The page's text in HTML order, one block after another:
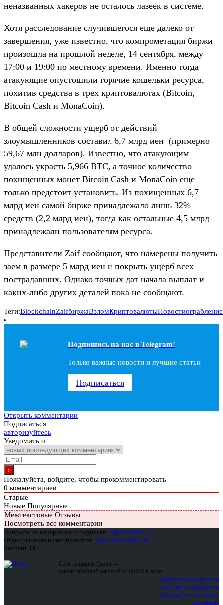
неназванных хакеров не осталось лазеек в системе.
Хотя расследование случившегося еще далеко от
завершения, уже известно, что компрометация биржи
произошла на прошлой неделе, 14 сентября, между
17:00 и 19:00 по местному времени. Именно тогда
атакующие опустошили горячие кошельки ресурса,
похитив средства в трех криптовалютах (Bitcoin,
Bitcoin Cash и MonaCoin).
В общей сложности ущерб от действий
злоумышленников составил 6,7 млрд иен (примерно
59,67 млн долларов). Известно, что атакующим
удалось украсть 5,966 BTC, а точное количество
похищенных монет Bitcoin Cash и MonaCoin еще
только предстоит установить. Из похищенных 6,7
млрд иен самой бирже принадлежало лишь 32%
средств (2,2 млрд иен), тогда как остальные 4,5 млрд
принадлежали пользователям ресурса.
Представители Zaif сообщают, что намерены получить
заем в размере 5 млрд иен и покрыть ущерб всех
пострадавших. Однако точных дат начала выплат и
каких-либо других деталей пока не сообщают.
Теги:BlockchainZaifбиржаВзломКриптовалютыНовостиограбление
Подпишись на наc в Telegram!
Только важные новости и лучшие статьи
Подписаться
Открыть комментарии
Подписаться
авторизуйтесь
Уведомить о
Пожалуйста, войдите, чтобы прокомментировать
0 комментариев
Старые
Новые Популярные
Межтекстовые Отзывы
Посмотреть все комментарии
Вопросы по материалам и подписке: support@glc.ru
Отдел рекламы и спецпроектов: yakovleva.a@glc.ru
Контент 18+
Сайт защищен Qrator —
самой забойной защитой от DDoS в мире
Подписка для физлиц
Подписка для юрлиц
Реклама на «Хакере»
Контакты